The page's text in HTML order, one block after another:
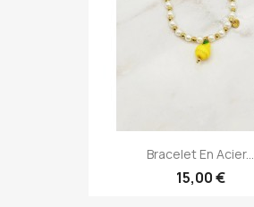
Bracelet En Acier...
15,00 €